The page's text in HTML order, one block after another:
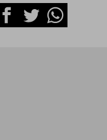
FacebookTwitterWhatsapp